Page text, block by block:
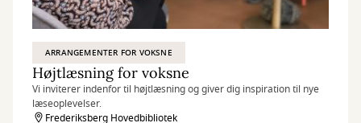
ARRANGEMENTER FOR VOKSNE
Højtlæsning for voksne
Vi inviterer indenfor til højtlæsning og giver dig inspiration til nye
læseoplevelser.
Frederiksberg Hovedbibliotek